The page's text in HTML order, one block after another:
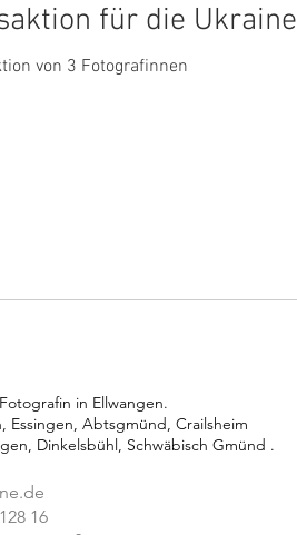
für die Ukraine
von 3 Fotografinnen
in Ellwangen.
Essingen, Abtsgmünd, Crailsheim
Dinkelsbühl, Schwäbisch Gmünd .
16